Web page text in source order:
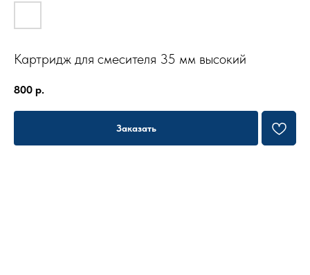
Картридж для смесителя 35 мм высокий
800 р.
Заказать